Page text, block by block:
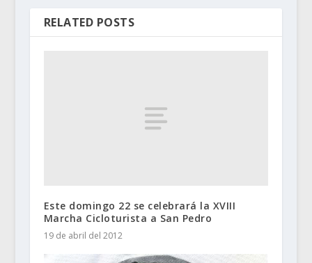
RELATED POSTS
Este domingo 22 se celebrará la XVIII
Marcha Cicloturista a San Pedro
19 de abril del 2012